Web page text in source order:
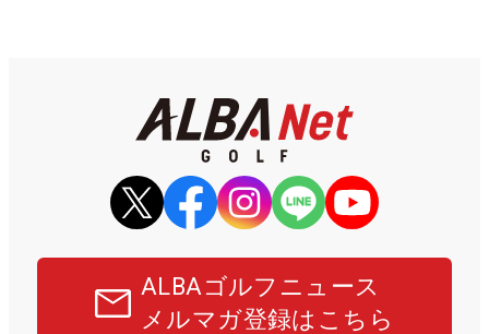
ALBAゴルフニュース
メルマガ登録はこちら